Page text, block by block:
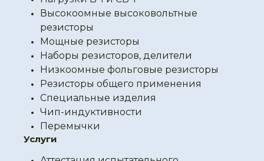
Высокоомные высоковольтные
резисторы
Мощные резисторы
Наборы резисторов, делители
Низкоомные фольговые резисторы
Резисторы общего применения
Специальные изделия
Чип-индуктивности
Перемычки
Услуги